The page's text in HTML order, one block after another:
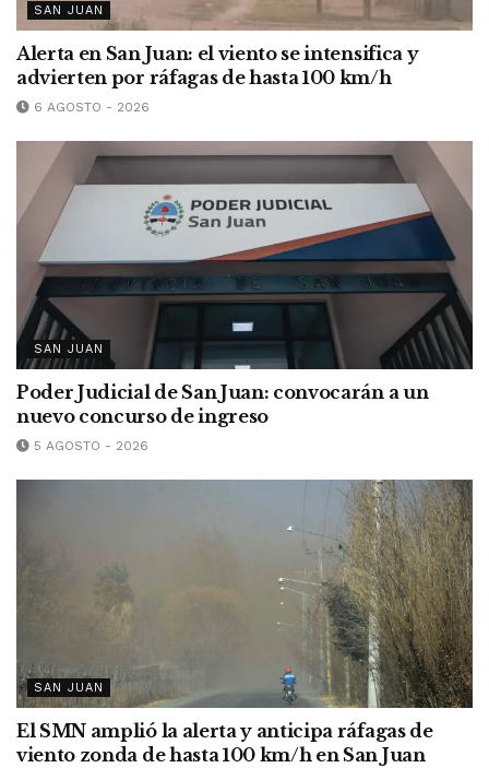
SAN JUAN
Alerta en San Juan: el viento se intensifica y
advierten por ráfagas de hasta 100 km/h
6 AGOSTO - 2026
SAN JUAN
Poder Judicial de San Juan: convocarán a un
nuevo concurso de ingreso
5 AGOSTO - 2026
SAN JUAN
El SMN amplió la alerta y anticipa ráfagas de
viento zonda de hasta 100 km/h en San Juan